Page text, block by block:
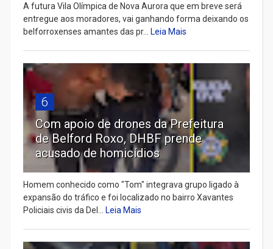
A futura Vila Olímpica de Nova Aurora que em breve será
entregue aos moradores, vai ganhando forma deixando os
belforroxenses amantes das pr...
Leia Mais
6
Com apoio de drones da Prefeitura
de Belford Roxo, DHBF prende
acusado de homicídios
Homem conhecido como "Tom" integrava grupo ligado à
expansão do tráfico e foi localizado no bairro Xavantes
Policiais civis da Del...
Leia Mais